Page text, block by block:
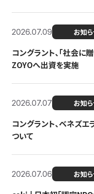
2026.07.09 お知
コングラント、「社会
ZOYOへ出資を実施
2026.07.07 お知
コングラント、ベネズ
ついて
2026.07.06 お知